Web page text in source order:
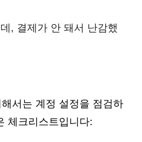
, 결제가 안 돼서 난감했
서는 계정 설정을 점검하
체크리스트입니다: